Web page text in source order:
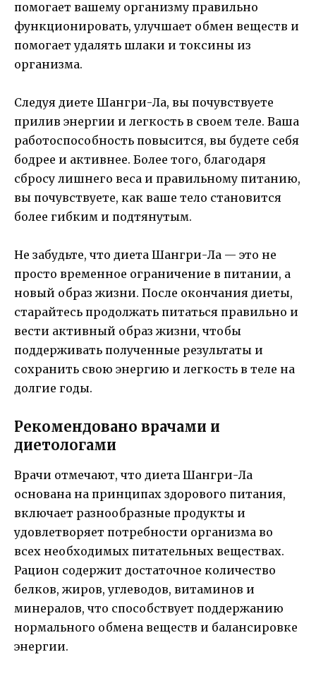
помогает вашему организму правильно
функционировать, улучшает обмен веществ и
помогает удалять шлаки и токсины из
организма.
Следуя диете Шангри-Ла, вы почувствуете
прилив энергии и легкость в своем теле. Ваша
работоспособность повысится, вы будете себя
бодрее и активнее. Более того, благодаря
сбросу лишнего веса и правильному питанию,
вы почувствуете, как ваше тело становится
более гибким и подтянутым.
Не забудьте, что диета Шангри-Ла — это не
просто временное ограничение в питании, а
новый образ жизни. После окончания диеты,
старайтесь продолжать питаться правильно и
вести активный образ жизни, чтобы
поддерживать полученные результаты и
сохранить свою энергию и легкость в теле на
долгие годы.
Рекомендовано врачами и
диетологами
Врачи отмечают, что диета Шангри-Ла
основана на принципах здорового питания,
включает разнообразные продукты и
удовлетворяет потребности организма во
всех необходимых питательных веществах.
Рацион содержит достаточное количество
белков, жиров, углеводов, витаминов и
минералов, что способствует поддержанию
нормального обмена веществ и балансировке
энергии.